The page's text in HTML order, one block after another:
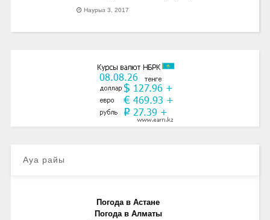
Наурыз 3, 2017
Ауа райы
Погода в Астане
Погода в Алматы